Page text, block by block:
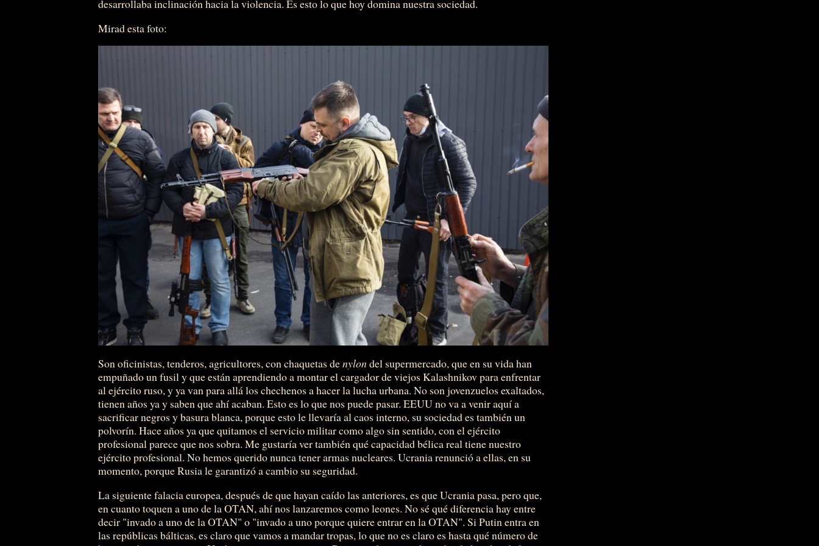
desarrollaba inclinación hacia la violencia. Es esto lo que hoy domina nuestra sociedad.
Mirad esta foto:
Son oficinistas, tenderos, agricultores, con chaquetas denylon del supermercado, que en su vida han
empuñado un fusil y que están aprendiendo a montar el cargador de viejos Kalashnikov para enfrentar
al ejército ruso, y ya van para allá los chechenos a hacer la lucha urbana. No son jovenzuelos exaltados,
tienen años ya y saben que ahí acaban. Esto es lo que nos puede pasar. EEUU no va a venir aquí a
sacrificar negros y basura blanca, porque esto le llevaría al caos interno, su sociedad es también un
polvorín. Hace años ya que quitamos el servicio militar como algo sin sentido, con el ejército
profesional parece que nos sobra. Me gustaría ver también qué capacidad bélica real tiene nuestro
ejército profesional. No hemos querido nunca tener armas nucleares. Ucrania renunció a ellas, en su
momento, porque Rusia le garantizó a cambio su seguridad.
La siguiente falacia europea, después de que hayan caído las anteriores, es que Ucrania pasa, pero que,
en cuanto toquen a uno de la OTAN, ahí nos lanzaremos como leones. No sé qué diferencia hay entre
decir "invado a uno de la OTAN" o "invado a uno porque quiere entrar en la OTAN". Si Putin entra en
las repúblicas bálticas, es claro que vamos a mandar tropas, lo que no es claro es hasta qué número de